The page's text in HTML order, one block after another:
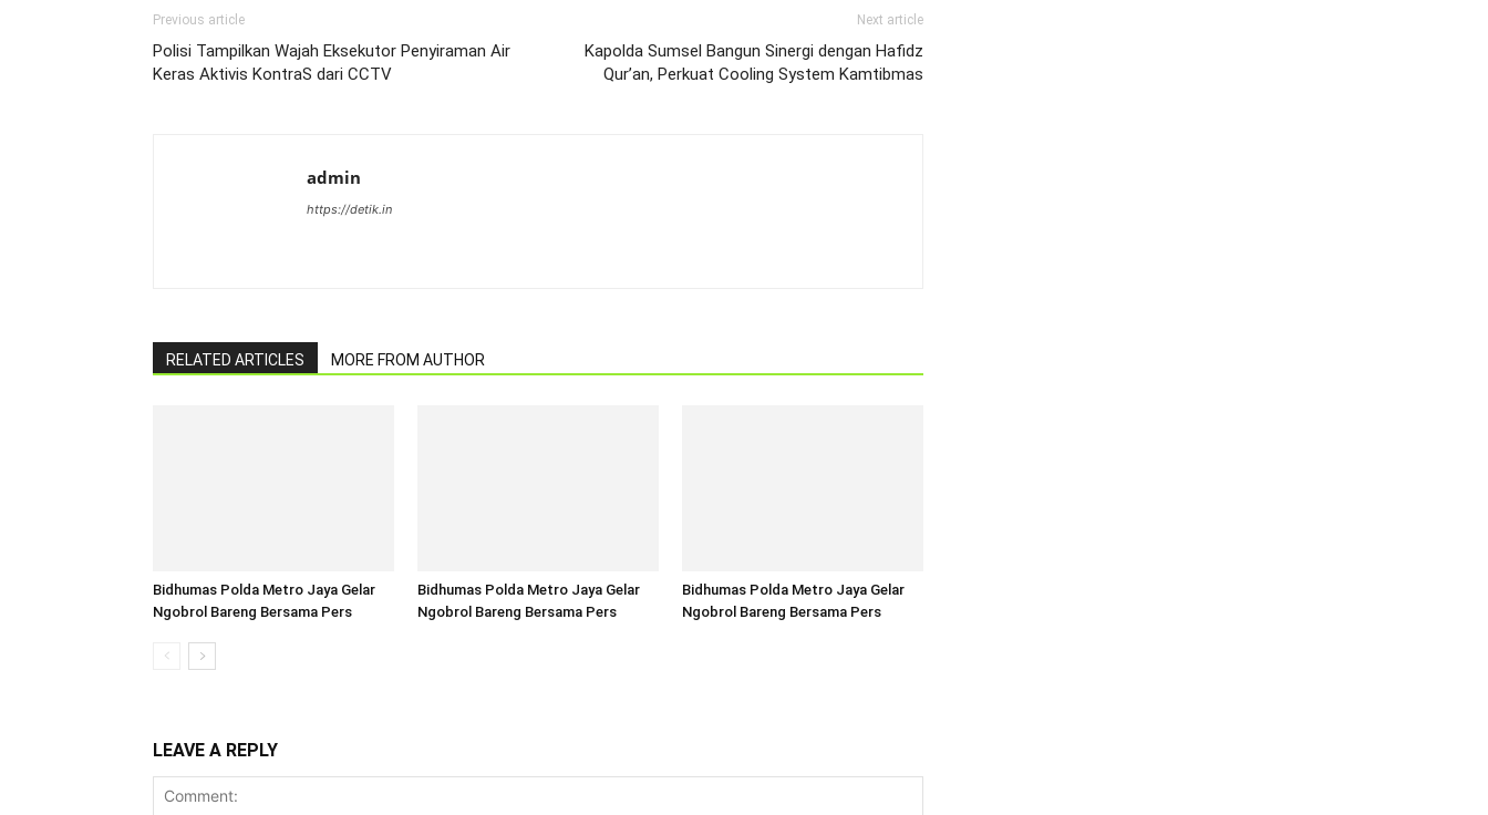
Previous article
Polisi Tampilkan Wajah Eksekutor Penyiraman Air
Keras Aktivis KontraS dari CCTV
Next article
Kapolda Sumsel Bangun Sinergi dengan Hafidz
Qur’an, Perkuat Cooling System Kamtibmas
admin
https://detik.in
RELATED ARTICLES MORE FROM AUTHOR
Bidhumas Polda Metro Jaya Gelar
Ngobrol Bareng Bersama Pers
Bidhumas Polda Metro Jaya Gelar
Ngobrol Bareng Bersama Pers
Bidhumas Polda Metro Jaya Gelar
Ngobrol Bareng Bersama Pers
LEAVE A REPLY